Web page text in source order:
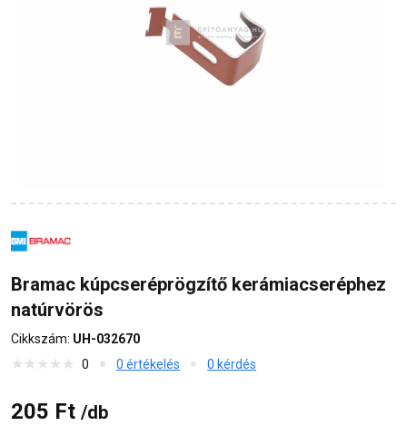
Bramac kúpcseréprögzítő kerámiacseréphez
natúrvörös
Cikkszám: UH-032670
0
0 értékelés 0 kérdés
205 Ft /db